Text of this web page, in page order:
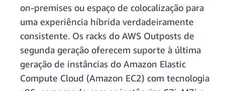
on-premises ou espaço de colocalização para
uma experiência híbrida verdadeiramente
consistente. Os racks do AWS Outposts de
segunda geração oferecem suporte à última
geração de instâncias do Amazon Elastic
Compute Cloud (Amazon EC2) com tecnologia